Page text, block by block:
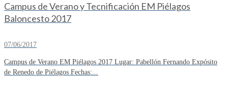
Campus de Verano y Tecnificación EM Piélagos
Baloncesto 2017
07/06/2017
Campus de Verano EM Piélagos 2017 Lugar: Pabellón Fernando Expósito
de Renedo de Piélagos Fechas:...